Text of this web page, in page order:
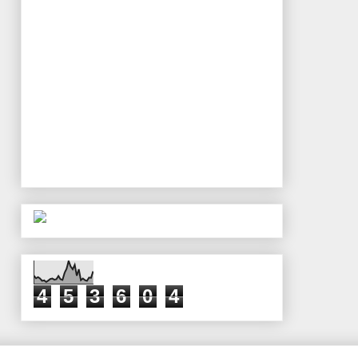
4 5 3 6 0 4